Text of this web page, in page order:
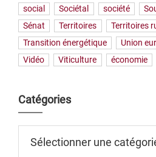
social
Sociétal société
Sénat
Territoires Territoires
Transition énergétique
Union
Vidéo
Viticulture économie
Catégories